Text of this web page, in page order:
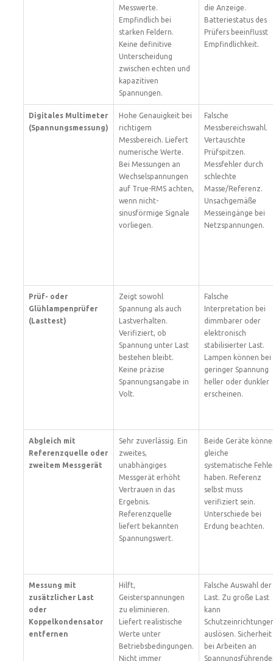
Messwerte.
Empfindlich bei
starken Feldern.
Keine definitive
Unterscheidung
zwischen echten und
kapazitiven
Spannungen.
die Anzeige.
Batteriestatus des
Prüfers beeinflusst
Empfindlichkeit.
Digitales Multimeter
(Spannungsmessung)
Hohe Genauigkeit bei
richtigem
Messbereich. Liefert
numerische Werte.
Bei Messungen an
Wechselspannungen
auf True-RMS achten,
wenn nicht-
sinusförmige Signale
vorliegen.
Falsche
Messbereichswahl.
Vertauschte
Prüfspitzen.
Messfehler durch
schlechte
Masse/Referenz.
Unsachgemäße
Messeingänge bei
Netzspannungen.
Prüf- oder
Glühlampenprüfer
(Lasttest)
Zeigt sowohl
Spannung als auch
Lastverhalten.
Verifiziert, ob
Spannung unter Last
bestehen bleibt.
Keine präzise
Spannungsangabe in
Volt.
Falsche
Interpretation bei
dimmbarer oder
elektronisch
stabilisierter Last.
Lampen können bei
geringer Spannung
heller oder dunkler
erscheinen.
Abgleich mit
Referenzquelle oder
zweitem Messgerät
Sehr zuverlässig. Ein
zweites,
unabhängiges
Messgerät erhöht
Vertrauen in das
Ergebnis.
Referenzquelle
liefert bekannten
Spannungswert.
Beide Geräte
gleiche
systematische
haben. Referenz
selbst muss
verifiziert sein.
Unterschiede bei
Erdung beachten.
Messung mit
zusätzlicher Last
oder
Koppelkondensator
entfernen
Hilft,
Geisterspannungen
zu eliminieren.
Liefert realistische
Werte unter
Betriebsbedingungen.
Nicht immer
Falsche Auswahl der
Last. Zu große Last
kann
auslösen. Sicherheit
bei Arbeiten an